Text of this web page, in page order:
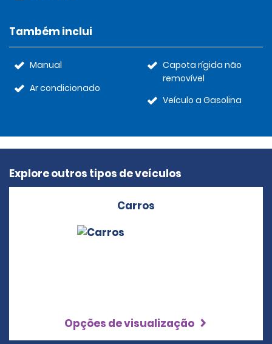
Também inclui
Manual
Ar condicionado
Capota rígida não
removível
Veículo a Gasolina
Explore outros tipos de veículos
Carros
Opções de visualização